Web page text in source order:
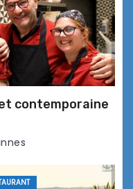
et Mathieu
les couleurs de
gourmande à la
sur-Mer
contemporaine